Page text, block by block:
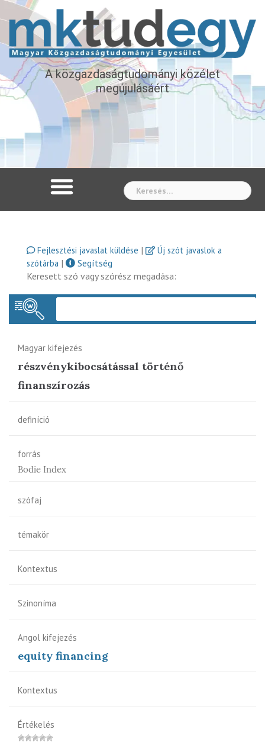
A közgazdaságtudományi közélet
megújulásáért
Fejlesztési javaslat küldése |
Új szót javaslok a
szótárba |
Segítség
Keresett szó vagy szórész megadása:
Magyar kifejezés
részvénykibocsátással történő
finanszírozás
definíció
forrás
Bodie Index
szófaj
témakör
Kontextus
Szinoníma
Angol kifejezés
equity financing
Kontextus
Értékelés